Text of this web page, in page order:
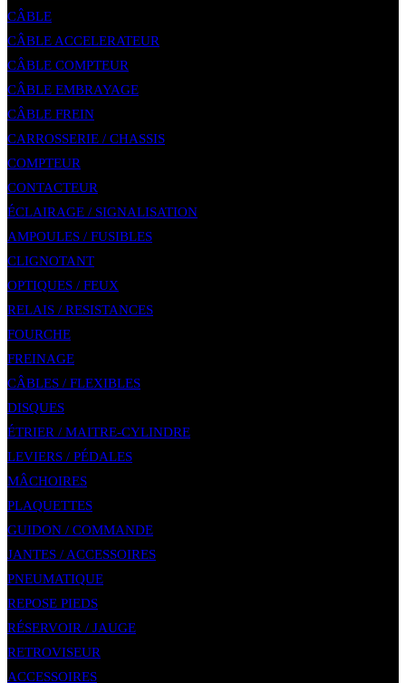
CÂBLE
CÂBLE ACCELERATEUR
CÂBLE COMPTEUR
CÂBLE EMBRAYAGE
CÂBLE FREIN
CARROSSERIE / CHASSIS
COMPTEUR
CONTACTEUR
ÉCLAIRAGE / SIGNALISATION
AMPOULES / FUSIBLES
CLIGNOTANT
OPTIQUES / FEUX
RELAIS / RESISTANCES
FOURCHE
FREINAGE
CÂBLES / FLEXIBLES
DISQUES
ÉTRIER / MAITRE-CYLINDRE
LEVIERS / PÉDALES
MÂCHOIRES
PLAQUETTES
GUIDON / COMMANDE
JANTES / ACCESSOIRES
PNEUMATIQUE
REPOSE PIEDS
RÉSERVOIR / JAUGE
RETROVISEUR
ACCESSOIRES